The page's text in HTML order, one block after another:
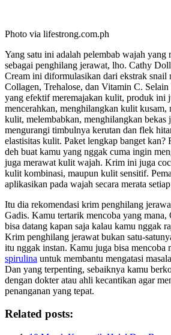
Photo via lifestrong.com.ph
Yang satu ini adalah pelembab wajah
sebagai penghilang jerawat, lho. Cathy
Cream ini diformulasikan dari ekstrak
Collagen, Trehalose, dan Vitamin C.
yang efektif meremajakan kulit, produk ini
mencerahkan, menghilangkan kulit kusam,
kulit, melembabkan, menghilangkan bekas
mengurangi timbulnya kerutan dan flek
elastisitas kulit. Paket lengkap banget kan?
deh buat kamu yang nggak cuma ingin
juga merawat kulit wajah. Krim ini juga
kulit kombinasi, maupun kulit sensitif.
aplikasikan pada wajah secara merata
Itu dia rekomendasi krim penghilang
Gadis. Kamu tertarik mencoba yang
bisa datang kapan saja kalau kamu nggak
Krim penghilang jerawat bukan satu-
itu nggak instan. Kamu juga bisa mencoba
spirulina untuk membantu mengatasi
Dan yang terpenting, sebaiknya kamu
dengan dokter atau ahli kecantikan agar
penanganan yang tepat.
Related posts: